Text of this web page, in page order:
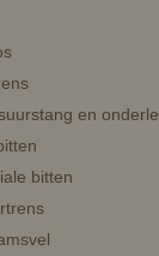
en
bitten